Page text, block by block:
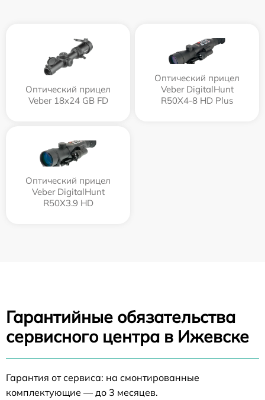
Оптический прицел
Veber 18x24 GB FD
Оптический прицел
Veber DigitalHunt
R50X4-8 HD Plus
Оптический прицел
Veber DigitalHunt
R50X3.9 HD
Гарантийные обязательства
сервисного центра в Ижевске
Гарантия от сервиса: на смонтированные
комплектующие — до 3 месяцев.